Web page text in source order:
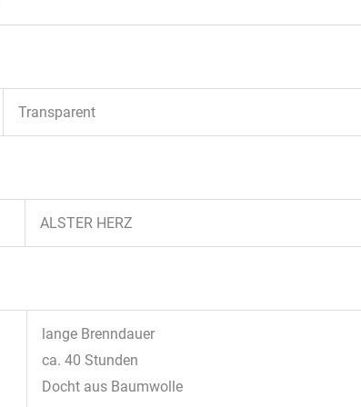
Transparent
ALSTER HERZ
lange Brenndauer
ca. 40 Stunden
Docht aus Baumwolle